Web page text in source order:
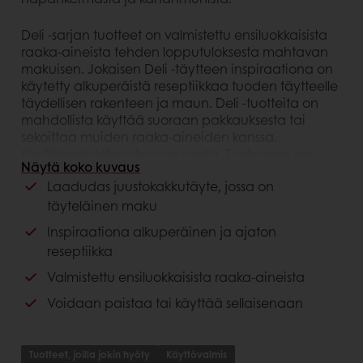
Deli -sarjan tuotteet on valmistettu ensiluokkaisista
raaka-aineista tehden lopputuloksesta mahtavan
makuisen. Jokaisen Deli -täytteen inspiraationa on
käytetty alkuperäistä reseptiikkaa tuoden täytteelle
täydellisen rakenteen ja maun. Deli -tuotteita on
mahdollista käyttää suoraan pakkauksesta tai
tuoreisiin kuin pakastettuihinkin herkkuihin.
Hyödyt kuluttajalle
Alkuperäisen reseptin autenttinen maku
Hyödyt asiakkaalle
Valmis käytettäväksi
Monipuoliset käyttömahdollisuudet
Näytä koko kuvaus
Laadudas juustokakkutäyte, jossa on
täyteläinen maku
Inspiraationa alkuperäinen ja ajaton
reseptiikka
Valmistettu ensiluokkaisista raaka-aineista
Voidaan paistaa tai käyttää sellaisenaan
Tuotteet, joilla jokin hyöty Käyttövalmis